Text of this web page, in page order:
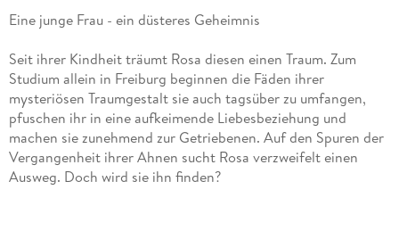
Eine junge Frau - ein düsteres Geheimnis
Seit ihrer Kindheit träumt Rosa diesen einen Traum. Zum
Studium allein in Freiburg beginnen die Fäden ihrer
mysteriösen Traumgestalt sie auch tagsüber zu umfangen,
pfuschen ihr in eine aufkeimende Liebesbeziehung und
machen sie zunehmend zur Getriebenen. Auf den Spuren der
Vergangenheit ihrer Ahnen sucht Rosa verzweifelt einen
Ausweg. Doch wird sie ihn finden?